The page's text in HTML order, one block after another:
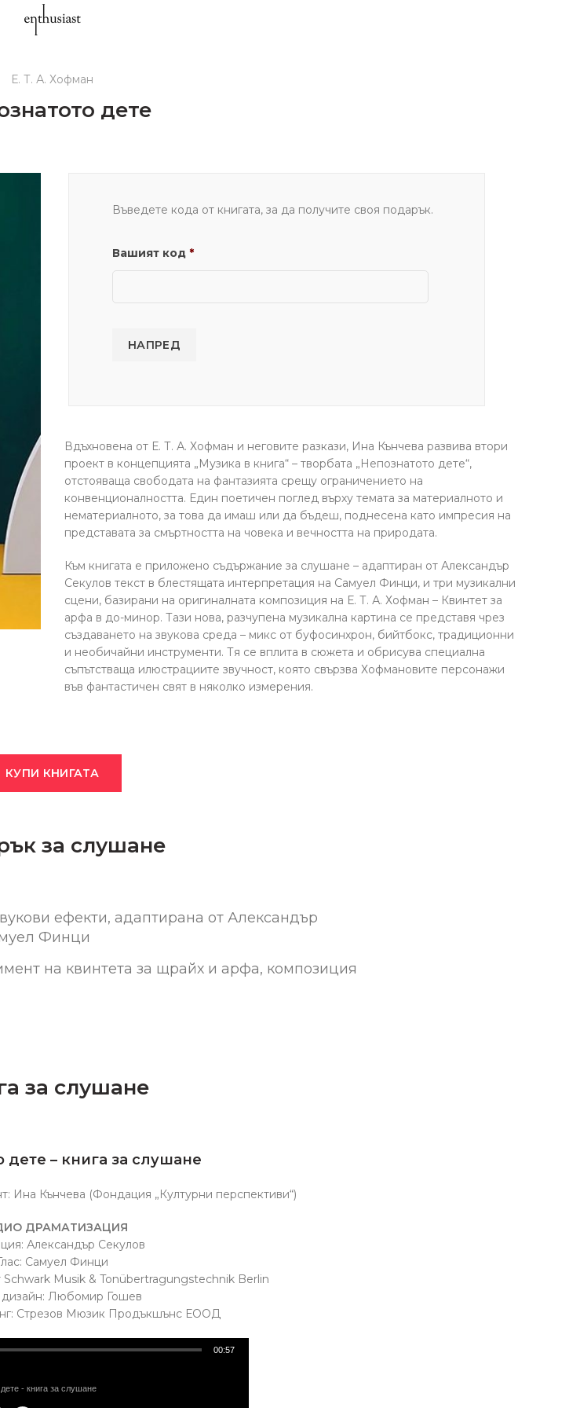
Е. Т. А. Хофман
дете
Въведете кода от книгата, за да получите своя подарък.
Вашият код *
Вдъхновена от Е. Т. А. Хофман и неговите разкази, Ина Кънчева развива втори
проект в концепцията „Музика в книга“ – творбата „Непознатото дете“,
отстояваща свободата на фантазията срещу ограничението на
конвенционалността. Един поетичен поглед върху темата за материалното и
нематериалното, за това да имаш или да бъдеш, поднесена като импресия на
представата за смъртността на човека и вечността на природата.
Към книгата е приложено съдържание за слушане – адаптиран от Александър
Секулов текст в блестящата интерпретация на Самуел Финци, и три музикални
сцени, базирани на оригиналната композиция на Е. Т. А. Хофман – Квинтет за
арфа в до-минор. Тази нова, разчупена музикална картина се представя чрез
създаването на звукова среда – микс от буфосинхрон, бийтбокс, традиционни
и необичайни инструменти. Тя се вплита в сюжета и обрисува специална
съпътстваща илюстрациите звучност, която свързва Хофмановите персонажи
във фантастичен свят в няколко измерения.
КУПИ КНИГАТА
за слушане
ефекти, адаптирана от Александър
Финци
на квинтета за щрайх и арфа, композиция
за слушане
дете – книга за слушане
Ина Кънчева (Фондация „Културни перспективи“)
ДРАМАТИЗАЦИЯ
Александър Секулов
Самуел Финци
Schwark Musik & Tonübertragungstechnik Berlin
Любомир Гошев
Стрезов Мюзик Продъкшънс ЕООД
00:57
- книга за слушане